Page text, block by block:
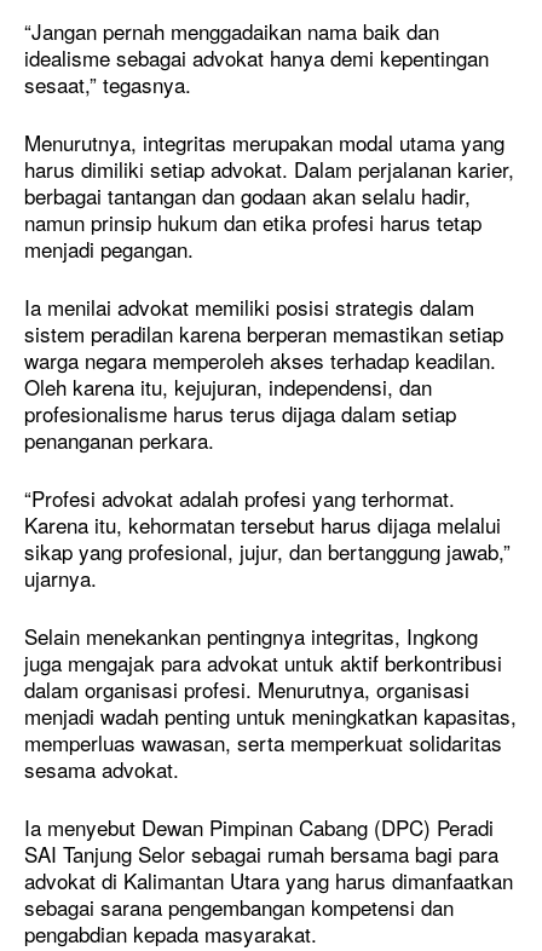
“Jangan pernah menggadaikan nama baik dan
idealisme sebagai advokat hanya demi kepentingan
sesaat,” tegasnya.
Menurutnya, integritas merupakan modal utama yang
harus dimiliki setiap advokat. Dalam perjalanan karier,
berbagai tantangan dan godaan akan selalu hadir,
namun prinsip hukum dan etika profesi harus tetap
menjadi pegangan.
Ia menilai advokat memiliki posisi strategis dalam
sistem peradilan karena berperan memastikan setiap
warga negara memperoleh akses terhadap keadilan.
Oleh karena itu, kejujuran, independensi, dan
profesionalisme harus terus dijaga dalam setiap
penanganan perkara.
“Profesi advokat adalah profesi yang terhormat.
Karena itu, kehormatan tersebut harus dijaga melalui
sikap yang profesional, jujur, dan bertanggung jawab,”
ujarnya.
Selain menekankan pentingnya integritas, Ingkong
juga mengajak para advokat untuk aktif berkontribusi
dalam organisasi profesi. Menurutnya, organisasi
menjadi wadah penting untuk meningkatkan kapasitas,
memperluas wawasan, serta memperkuat solidaritas
sesama advokat.
Ia menyebut Dewan Pimpinan Cabang (DPC) Peradi
SAI Tanjung Selor sebagai rumah bersama bagi para
advokat di Kalimantan Utara yang harus dimanfaatkan
sebagai sarana pengembangan kompetensi dan
pengabdian kepada masyarakat.